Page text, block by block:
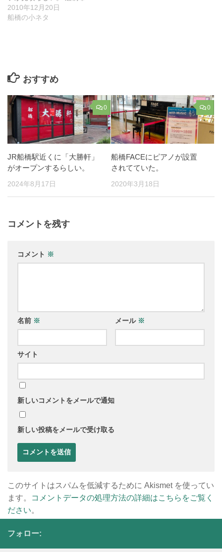
2010年12月20日
船橋の小ネタ
おすすめ
0
JR船橋駅近くに「大勝軒」
がオープンするらしい。
2024年8月17日
0
船橋FACEにピアノが設置
されてていた。
2020年3月18日
コメントを残す
コメント ※
名前 ※ メール ※
サイト
新しいコメントをメールで通知
新しい投稿をメールで受け取る
このサイトはスパムを低減するために Akismet を使ってい
ます。
コメントデータの処理方法の詳細はこちらをご覧く
ださい。
フォロー: